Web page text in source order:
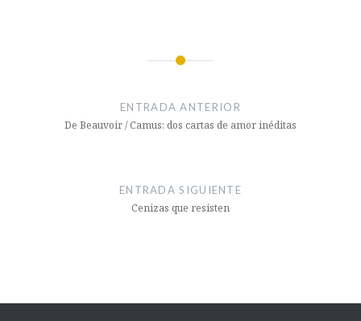
ENTRADA ANTERIOR
De Beauvoir / Camus: dos cartas de amor inéditas
ENTRADA SIGUIENTE
Cenizas que resisten